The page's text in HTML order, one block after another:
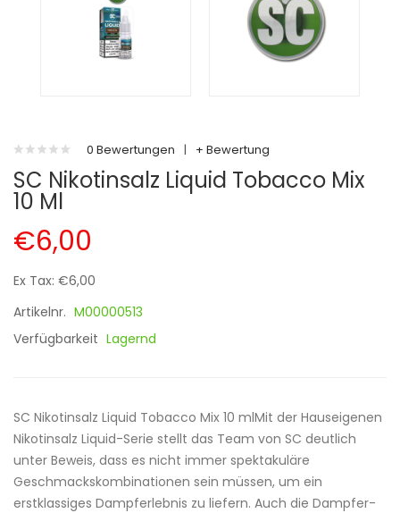
0 Bewertungen | + Bewertung
SC Nikotinsalz Liquid Tobacco Mix
10 Ml
€6,00
Ex Tax: €6,00
Artikelnr. M00000513
Verfügbarkeit Lagernd
SC Nikotinsalz Liquid Tobacco Mix 10 mlMit der Hauseigenen
Nikotinsalz Liquid-Serie stellt das Team von SC deutlich
unter Beweis, dass es nicht immer spektakuläre
Geschmackskombinationen sein müssen, um ein
erstklassiges Dampferlebnis zu liefern. Auch die Dampfer-